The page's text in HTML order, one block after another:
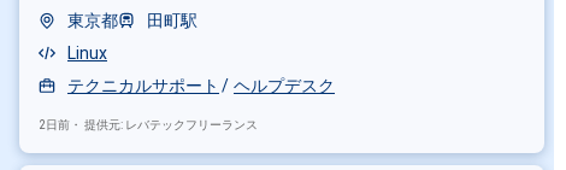
東京都
田町駅
Linux
テクニカルサポート
ヘルプデスク
2日前・ 提供元: レバテックフリーランス